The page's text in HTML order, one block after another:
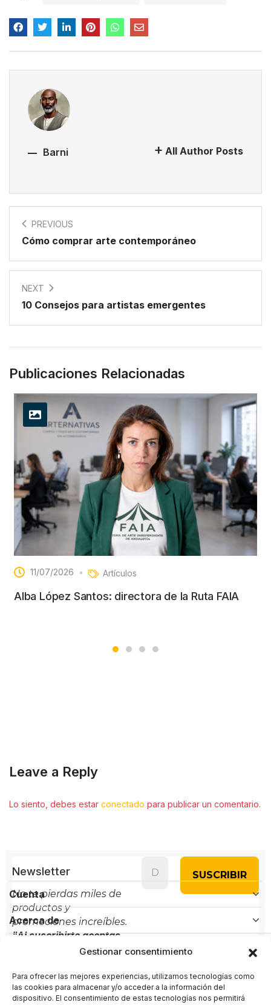
Gestionar consentimiento
Para ofrecer las mejores experiencias, utilizamos tecnologías como
las cookies para almacenar y/o acceder a la información del
dispositivo. El consentimiento de estas tecnologías nos permitirá
Barni All Author Posts
PREVIOUS
Cómo comprar arte contemporáneo
NEXT
10 Consejos para artistas emergentes
Publicaciones Relacionadas
11/07/2026 Artículos
Alba López Santos: directora de la Ruta FAIA
Leave a Reply
Lo siento, debes estar conectado para publicar un comentario.
Newsletter
No te pierdas miles de
productos y
promociones increíbles.
"Al suscribirte aceptas
nuestra política de
Cuenta
Acerca de
Contacto